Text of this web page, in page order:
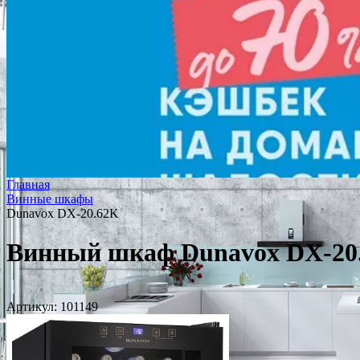
Главная
Винные шкафы
Dunavox DX-20.62K
Винный шкаф Dunavox DX-
Артикул: 101149